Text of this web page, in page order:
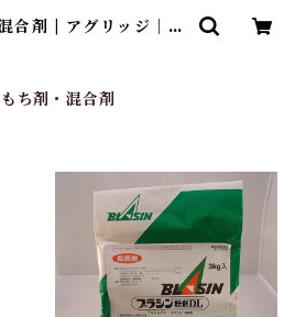
合剤 | アグリッジ｜水
ち剤・混合剤